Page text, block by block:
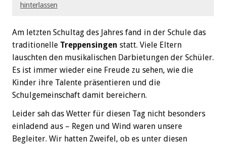
hinterlassen
Am letzten Schultag des Jahres fand in der Schule das
traditionelle Treppensingen statt. Viele Eltern
lauschten den musikalischen Darbietungen der Schüler.
Es ist immer wieder eine Freude zu sehen, wie die
Kinder ihre Talente präsentieren und die
Schulgemeinschaft damit bereichern.
Leider sah das Wetter für diesen Tag nicht besonders
einladend aus – Regen und Wind waren unsere
Begleiter. Wir hatten Zweifel, ob es unter diesen